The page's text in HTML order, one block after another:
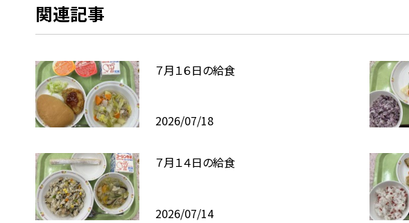
関連記事
７月１６日の給食
2026/07/18
７月１４日の給食
2026/07/14